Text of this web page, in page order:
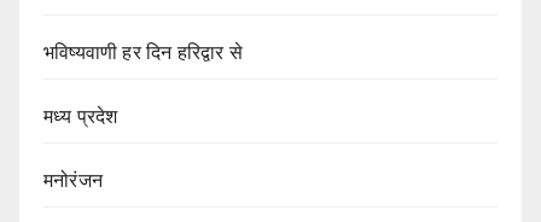
भविष्यवाणी हर दिन हरिद्वार से
मध्य प्रदेश
मनोरंजन